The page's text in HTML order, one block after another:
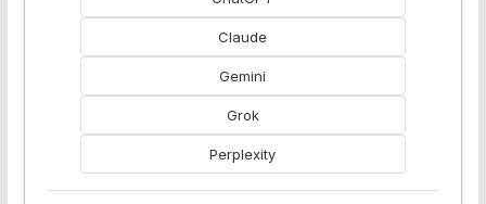
Claude
Gemini
Grok
Perplexity